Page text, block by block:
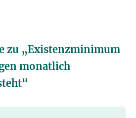
zu „Existenzminimum
monatlich
“